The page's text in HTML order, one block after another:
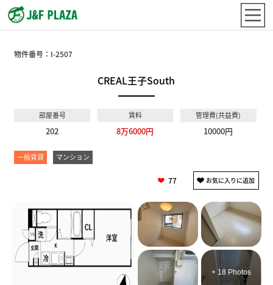
物件番号： I-2507
CREAL王子South
部屋番号
202
賃料
8万6000円
管理費(共益費)
10000円
一般賃貸 マンション
77
+ 18 Photos